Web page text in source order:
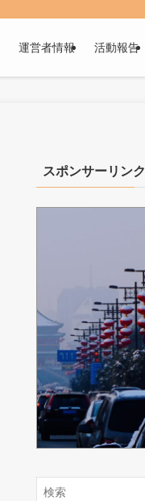
運営者情報 活動報告
スポンサーリンク